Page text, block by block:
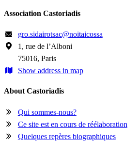
Association Castoriadis
gro.sidairotsac@noitaicossa
1, rue de l’Alboni
75016, Paris
Show address in map
About Castoriadis
Qui sommes-nous?
Ce site est en cours de réélaboration
Quelques repères biographiques